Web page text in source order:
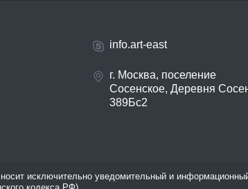
info.art-east
г. Москва, поселение
Сосенское, Деревня
389Бс2
исключительно уведомительный и